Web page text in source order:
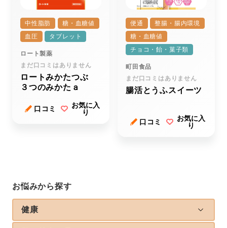
お悩みから探す
健康
中性脂肪
糖・血糖値
血圧
タブレット
ロート製薬
まだ口コミはありません
ロートみかたつぶ
３つのみかたａ
口コミ
お気に入
り
便通
整腸・腸内環境
糖・血糖値
チョコ・飴・菓子類
町田食品
まだ口コミはありません
腸活とうふスイーツ
口コミ
お気に入
り